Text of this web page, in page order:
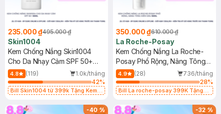
235.000 ₫495.000 ₫
Skin1004
Kem Chống Nắng Skin1004
Cho Da Nhạy Cảm SPF 50+
50ml
4.8 (119)
1.0k/tháng
42%
Bill Skin1004 từ 399k Tặng Kem
SPF 50+ 20ml (SL Có Hạn)
350.000 ₫610.000 ₫
La Roche-Posay
Kem Chống Nắng La Roche-
Posay Phổ Rộng, Nâng Tông
Kiềm Dầu 50ml
4.9 (28)
736/tháng
28%
Bill La roche-posay 399K Tặng
(SL có hạn)
-40% -32%